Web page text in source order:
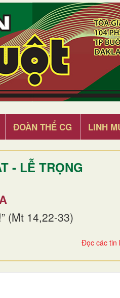
ĐOÀN THỂ CG LINH
- LỄ TRỌNG
(Mt 14,22-33)
Đọc các tin